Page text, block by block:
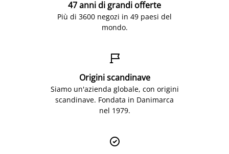
47 anni di grandi offerte
Più di 3600 negozi in 49 paesi del
mondo.

Origini scandinave
Siamo un'azienda globale, con origini
scandinave. Fondata in Danimarca
nel 1979.
